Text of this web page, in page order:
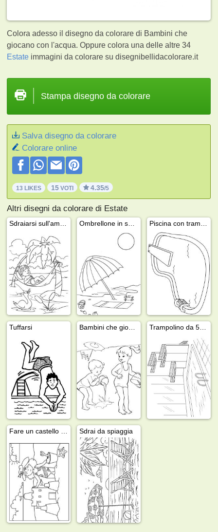
Colora adesso il disegno da colorare di Bambini che
giocano con l'acqua. Oppure colora una delle altre 34
Estate immagini da colorare su disegnibellidacolorare.it
Stampa disegno da colorare
Salva disegno da colorare
Colorare online
13 LIKES 15 VOTI 4.35/5
Altri disegni da colorare di Estate
Tuffarsi
Sdrai da spiaggia